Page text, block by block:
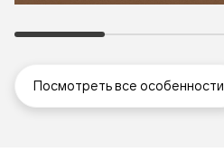
Посмотреть все особенности